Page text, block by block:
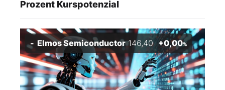
Prozent Kurspotenzial
Elmos Semiconductor 146,40 +0,00%